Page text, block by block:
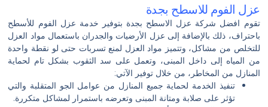
عزل الفوم للاسطح بجدة
تقوم افضل شركة عزل الاسطح بجدة بتوفير خدمة عزل الفوم للأسطح
باحتراف، ذلك بالإضافة إلى عزل الأرضيات والجدران باستعمال مواد العزل
للتخلص من مشاكل، وتتميز مواد العزل لمنع تسربات حتى لو نقطة واحدة
من المياه إلى داخل المبنى، وتعمل على سد الثقوب بشكل تام لحماية
المنازل من المخاطر، من خلال توفير الآتي:
تنفيذ الخدمة لحماية جميع المنازل من عوامل الجو المتقلبة والتي
تؤثر على صلابة ومتانة المبنى وتعرضه باستمرار لمشاكل متكررة.